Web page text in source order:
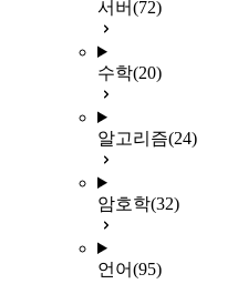
서버(72)
수학(20)
알고리즘(24)
암호학(32)
언어(95)